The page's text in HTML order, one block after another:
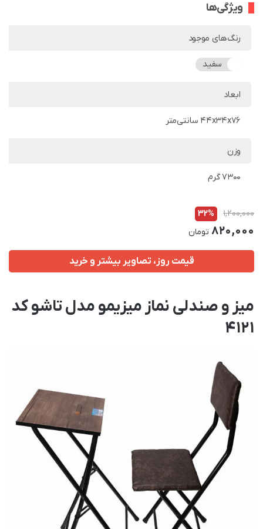
ویژگی‌ها
رنگ‌های موجود
سفید
ابعاد
44x34x76 سانتی‌متر
وزن
7300 گرم
1,200,000
32%
820,000 تومان
قیمت روز، تصاویر بیشتر و خرید
میز و صندلی نماز میزیمو مدل تاشو کد
4121